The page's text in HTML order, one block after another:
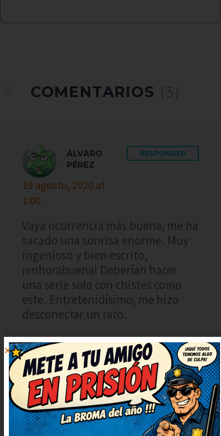
COMENTARIOS (3)
ÁLVARO
PÉREZ
19 agosto, 2020 at
1:00
RESPONDER
Vaya ocurrencia más buena, me ha
sacado una sonrisa enorme. Muy
ingenioso y bien escrito,
¡enhorabuena! Deberían hacer
una serie solo con chistes como
este. Entretenidísimo, me hizo
desconectar un rato.
SERGIO
14 agosto, 2021 at
RESPONDER